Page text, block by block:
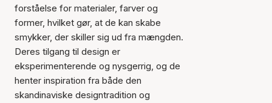
forståelse for materialer, farver og
former, hvilket gør, at de kan skabe
smykker, der skiller sig ud fra mængden.
Deres tilgang til design er
eksperimenterende og nysgerrig, og de
henter inspiration fra både den
skandinaviske designtradition og